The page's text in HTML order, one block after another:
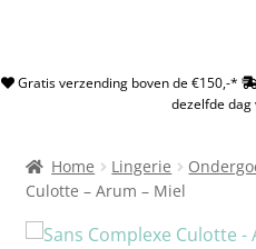
Gratis verzending boven de €150,-*
dezelfde
Home Lingerie
Culotte – Arum – Miel